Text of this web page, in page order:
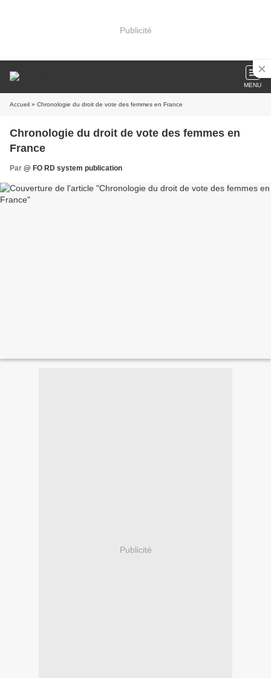
Publicité
MENU
Accueil » Chronologie du droit de vote des femmes en France
Chronologie du droit de vote des femmes en
France
Par @ FO RD system publication
Publicité